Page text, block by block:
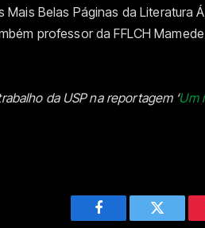
Mais Belas Páginas da Literatura
professor da FFLCH
da USP na reportagem ‘Um
Facebook Twitter